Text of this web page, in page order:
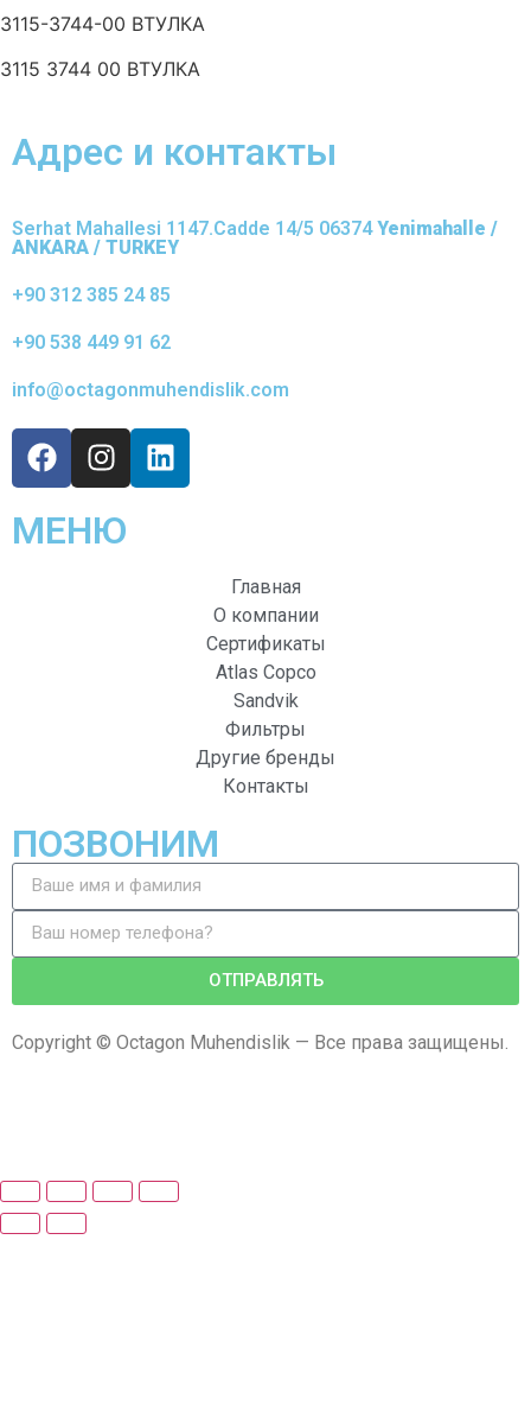
3115-3744-00 ВТУЛКА
3115 3744 00 ВТУЛКА
Адрес и контакты
Serhat Mahallesi 1147.Cadde 14/5 06374Yenimahalle /
ANKARA / TURKEY
+90 312 385 24 85
+90 538 449 91 62
info@octagonmuhendislik.com
МЕНЮ
Главная
О компании
Сертификаты
Atlas Copco
Sandvik
Фильтры
Другие бренды
Контакты
ПОЗВОНИМ
ОТПРАВЛЯТЬ
Copyright © Octagon Muhendislik — Все права защищены.